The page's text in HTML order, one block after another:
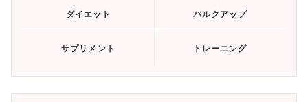
ダイエット バルクアップ
サプリメント トレーニング